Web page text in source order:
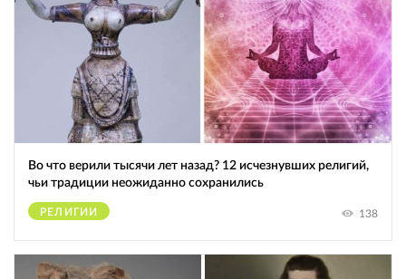
Во что верили тысячи лет назад? 12 исчезнувших религий,
чьи традиции неожиданно сохранились
РЕЛИГИИ 138